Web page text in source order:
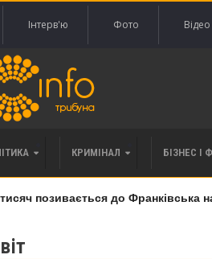
Інтерв'ю Фото Відео
КРИМІНАЛ БІЗНЕС І
позивається до Франківська на